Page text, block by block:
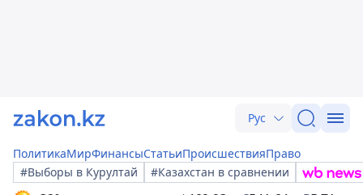
Рус
ПолитикаМирФинансыСтатьиПроисшествияПраво
#Выборы в Курултай
#Казахстан в сравнении